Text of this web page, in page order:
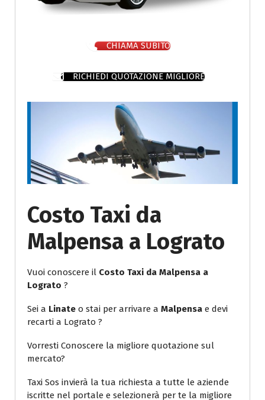
CHIAMA SUBITO
RICHIEDI QUOTAZIONE MIGLIORE
Costo Taxi da
Malpensa a Lograto
Vuoi conoscere il Costo Taxi da Malpensa a
Lograto ?
Sei a Linate o stai per arrivare a Malpensa e devi
recarti a Lograto ?
Vorresti Conoscere la migliore quotazione sul
mercato?
Taxi Sos invierà la tua richiesta a tutte le aziende
iscritte nel portale e selezionerà per te la migliore